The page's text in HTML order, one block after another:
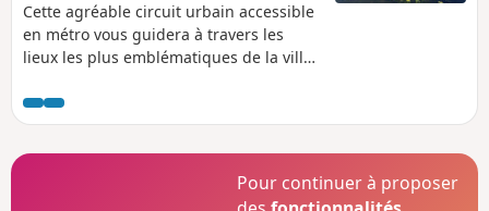
Cette agréable circuit urbain accessible
en métro vous guidera à travers les
lieux les plus emblématiques de la ville.
aurez notamment l'occasion d'explorer
des sites exceptionnels et totalement
gratuits, comme le Jardin botanique de
pittoresque de Nyhavn, l'incontournablePour continuer à proposer